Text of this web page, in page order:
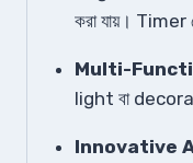
করা যায়। Timer
Multi-
light বা
Innovative